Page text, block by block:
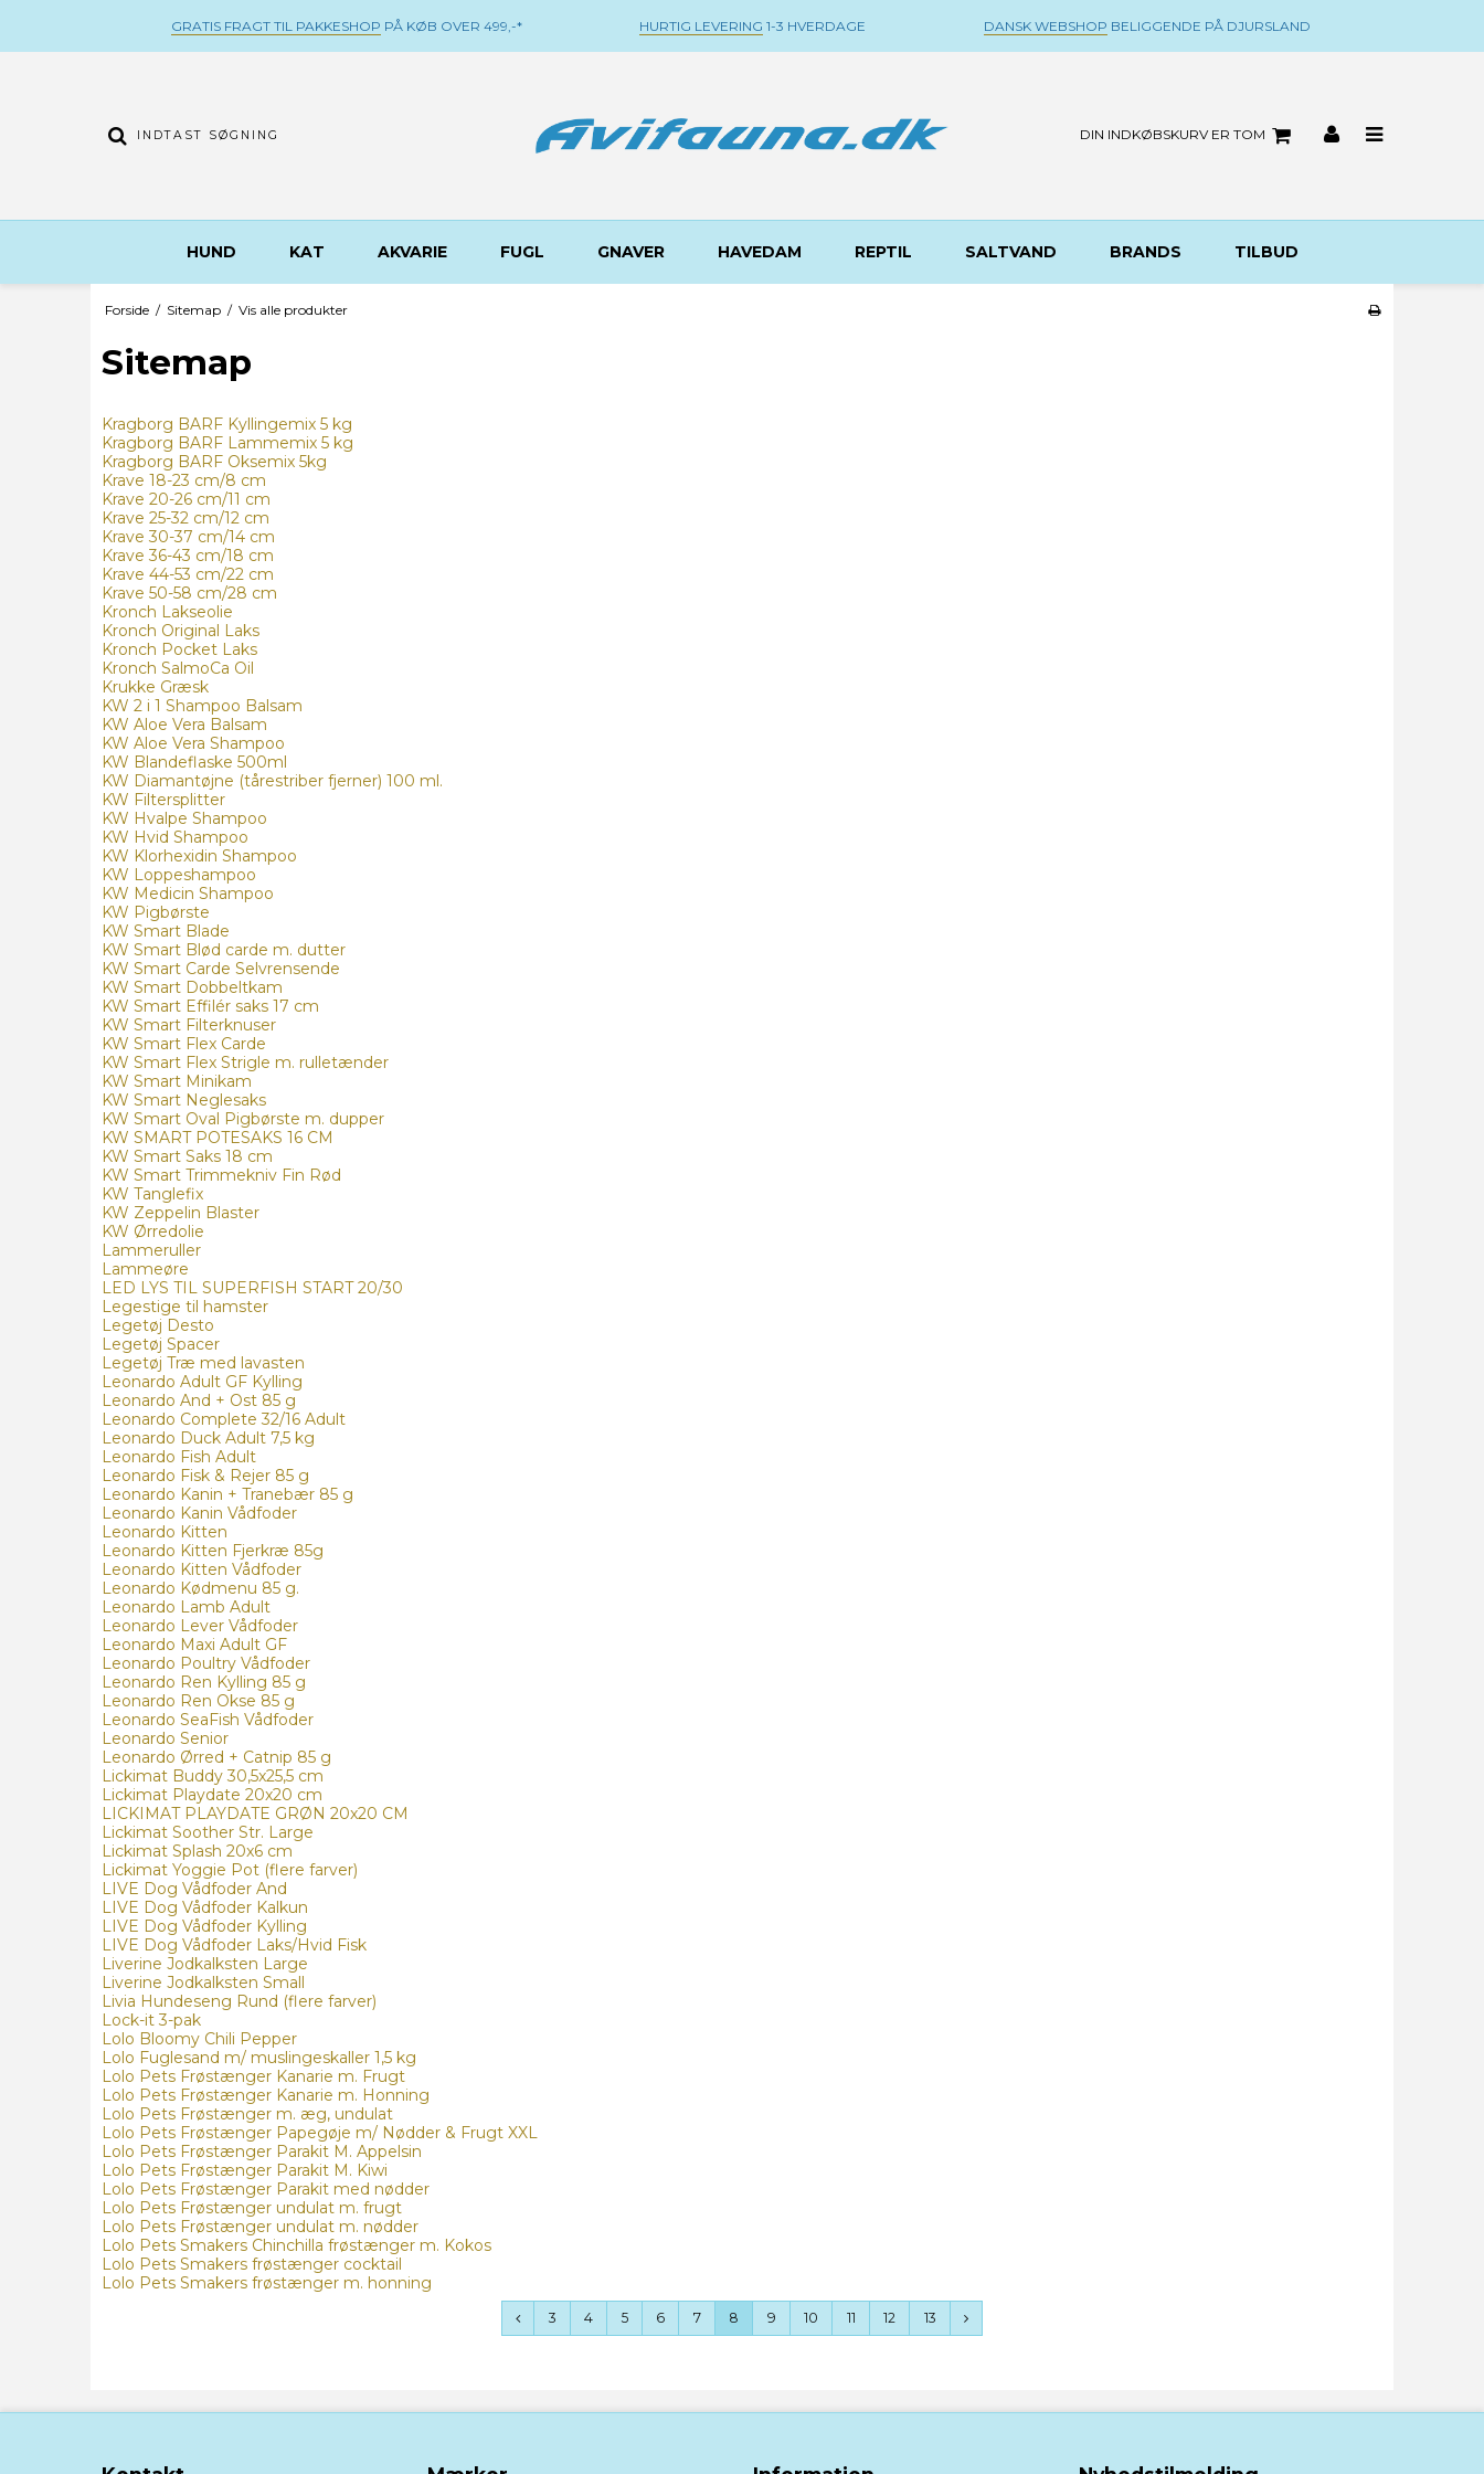
GRATIS FRAGT TIL PAKKESHOP PÅ KØB OVER 499,-* HURTIG LEVERING 1-3 HVERDAGE DANSK WEBSHOP BELIGGENDE PÅ DJURSLAND
DIN INDKØBSKURV ER TOM
HUND KAT AKVARIE FUGL GNAVER HAVEDAM REPTIL SALTVAND BRANDS TILBUD
Forside / Sitemap / Vis alle produkter
Sitemap
Kragborg BARF Kyllingemix 5 kg
Kragborg BARF Lammemix 5 kg
Kragborg BARF Oksemix 5kg
Krave 18-23 cm/8 cm
Krave 20-26 cm/11 cm
Krave 25-32 cm/12 cm
Krave 30-37 cm/14 cm
Krave 36-43 cm/18 cm
Krave 44-53 cm/22 cm
Krave 50-58 cm/28 cm
Kronch Lakseolie
Kronch Original Laks
Kronch Pocket Laks
Kronch SalmoCa Oil
Krukke Græsk
KW 2 i 1 Shampoo Balsam
KW Aloe Vera Balsam
KW Aloe Vera Shampoo
KW Blandeflaske 500ml
KW Diamantøjne (tårestriber fjerner) 100 ml.
KW Filtersplitter
KW Hvalpe Shampoo
KW Hvid Shampoo
KW Klorhexidin Shampoo
KW Loppeshampoo
KW Medicin Shampoo
KW Pigbørste
KW Smart Blade
KW Smart Blød carde m. dutter
KW Smart Carde Selvrensende
KW Smart Dobbeltkam
KW Smart Effilér saks 17 cm
KW Smart Filterknuser
KW Smart Flex Carde
KW Smart Flex Strigle m. rulletænder
KW Smart Minikam
KW Smart Neglesaks
KW Smart Oval Pigbørste m. dupper
KW SMART POTESAKS 16 CM
KW Smart Saks 18 cm
KW Smart Trimmekniv Fin Rød
KW Tanglefix
KW Zeppelin Blaster
KW Ørredolie
Lammeruller
Lammeøre
LED LYS TIL SUPERFISH START 20/30
Legestige til hamster
Legetøj Desto
Legetøj Spacer
Legetøj Træ med lavasten
Leonardo Adult GF Kylling
Leonardo And + Ost 85 g
Leonardo Complete 32/16 Adult
Leonardo Duck Adult 7,5 kg
Leonardo Fish Adult
Leonardo Fisk & Rejer 85 g
Leonardo Kanin + Tranebær 85 g
Leonardo Kanin Vådfoder
Leonardo Kitten
Leonardo Kitten Fjerkræ 85g
Leonardo Kitten Vådfoder
Leonardo Kødmenu 85 g.
Leonardo Lamb Adult
Leonardo Lever Vådfoder
Leonardo Maxi Adult GF
Leonardo Poultry Vådfoder
Leonardo Ren Kylling 85 g
Leonardo Ren Okse 85 g
Leonardo SeaFish Vådfoder
Leonardo Senior
Leonardo Ørred + Catnip 85 g
Lickimat Buddy 30,5x25,5 cm
Lickimat Playdate 20x20 cm
LICKIMAT PLAYDATE GRØN 20x20 CM
Lickimat Soother Str. Large
Lickimat Splash 20x6 cm
Lickimat Yoggie Pot (flere farver)
LIVE Dog Vådfoder And
LIVE Dog Vådfoder Kalkun
LIVE Dog Vådfoder Kylling
LIVE Dog Vådfoder Laks/Hvid Fisk
Liverine Jodkalksten Large
Liverine Jodkalksten Small
Livia Hundeseng Rund (flere farver)
Lock-it 3-pak
Lolo Bloomy Chili Pepper
Lolo Fuglesand m/ muslingeskaller 1,5 kg
Lolo Pets Frøstænger Kanarie m. Frugt
Lolo Pets Frøstænger Kanarie m. Honning
Lolo Pets Frøstænger m. æg, undulat
Lolo Pets Frøstænger Papegøje m/ Nødder & Frugt XXL
Lolo Pets Frøstænger Parakit M. Appelsin
Lolo Pets Frøstænger Parakit M. Kiwi
Lolo Pets Frøstænger Parakit med nødder
Lolo Pets Frøstænger undulat m. frugt
Lolo Pets Frøstænger undulat m. nødder
Lolo Pets Smakers Chinchilla frøstænger m. Kokos
Lolo Pets Smakers frøstænger cocktail
Lolo Pets Smakers frøstænger m. honning
3 4 5 6 7 8 9 10 11 12 13